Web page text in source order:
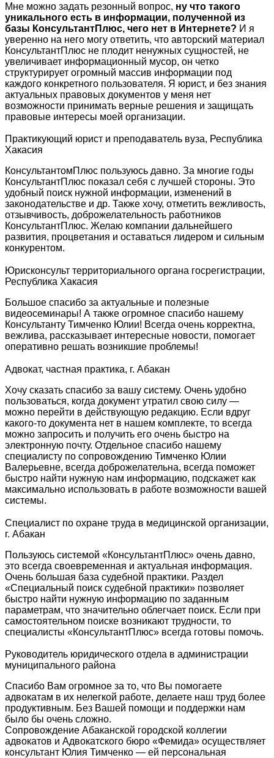
Мне можно задать резонный вопрос, ну что такого
уникального есть в информации, полученной из
базы КонсультантПлюс, чего нет в Интернете? И я
уверенно на него могу ответить, что авторский материал
КонсультантПлюс не плодит ненужных сущностей, не
увеличивает информационный мусор, он четко
структурирует огромный массив информации под
каждого конкретного пользователя. Я юрист, и без знания
актуальных правовых документов у меня нет
возможности принимать верные решения и защищать
правовые интересы моей организации.
Практикующий юрист и преподаватель вуза, Республика
Хакасия
КонсультантомПлюс пользуюсь давно. За многие годы
КонсультантПлюс показал себя с лучшей стороны. Это
удобный поиск нужной информации, изменений в
законодательстве и др. Также хочу, отметить вежливость,
отзывчивость, доброжелательность работников
КонсультантПлюс. Желаю компании дальнейшего
развития, процветания и оставаться лидером и сильным
конкурентом.
Юрисконсульт территориального органа госрегистрации,
Республика Хакасия
Большое спасибо за актуальные и полезные
видеосеминары! А также огромное спасибо нашему
Консультанту Тимченко Юлии! Всегда очень корректна,
вежлива, рассказывает интересные новости, помогает
оперативно решать возникшие проблемы!
Адвокат, частная практика, г. Абакан
Хочу сказать спасибо за вашу систему. Очень удобно
пользоваться, когда документ утратил свою силу —
можно перейти в действующую редакцию. Если вдруг
какого-то документа нет в нашем комплекте, то всегда
можно запросить и получить его очень быстро на
электронную почту. Отдельное спасибо нашему
специалисту по сопровождению Тимченко Юлии
Валерьевне, всегда доброжелательна, всегда поможет
быстро найти нужную нам информацию, подскажет как
максимально использовать в работе возможности вашей
системы.
Специалист по охране труда в медицинской организации,
г. Абакан
Пользуюсь системой «КонсультантПлюс» очень давно,
это всегда своевременная и актуальная информация.
Очень большая база судебной практики. Раздел
«Специальный поиск судебной практики» позволяет
быстро найти нужную информацию по заданным
параметрам, что значительно облегчает поиск. Если при
самостоятельном поиске возникают трудности, то
специалисты «КонсультантПлюс» всегда готовы помочь.
Руководитель юридического отдела в администрации
муниципального района
Спасибо Вам огромное за то, что Вы помогаете
адвокатам в их нелегкой работе, делаете наш труд более
продуктивным. Без Вашей помощи и поддержки нам
было бы очень сложно.
Сопровождение Абаканской городской коллегии
адвокатов и Адвокатского бюро «Фемида» осуществляет
консультант Юлия Тимченко — ей персональная